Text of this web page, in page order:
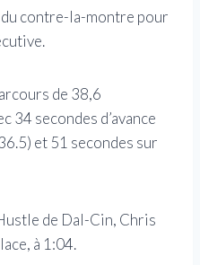
contre-la-montre pour
de 38,6
34 secondes d’avance
et 51 secondes sur
de Dal-Cin, Chris
à 1:04.